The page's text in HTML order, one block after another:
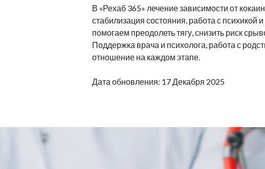
В «Рехаб 365» лечение зависимости от
стабилизация состояния, работа с
помогаем преодолеть тягу, снизить риск
Поддержка врача и психолога, работа с
отношение на каждом этапе.
Дата обновления: 17 Декабря 2025